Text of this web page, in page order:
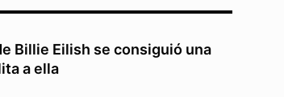
Billie Eilish se consiguió una
a ella